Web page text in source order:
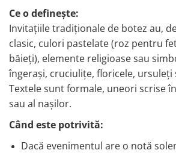
Ce o definește:
Invitațiile tradiționale de botez au,
clasic, culori pastelate (roz pentru
băieți), elemente religioase sau
îngerași, cruciulițe, floricele, ursuleți
Textele sunt formale, uneori scrise
sau al nașilor.
Când este potrivită:
Dacă evenimentul are o notă